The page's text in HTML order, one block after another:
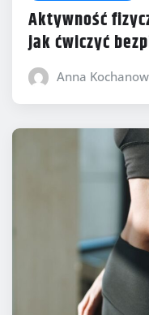
Aktywność
jak ćwiczyć
Anna